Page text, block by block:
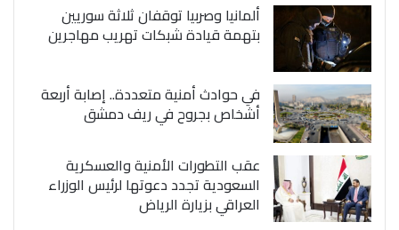
ألمانيا وصربيا توقفان ثلاثة سوريين
بتهمة قيادة شبكات تهريب مهاجرين
في حوادث أمنية متعددة.. إصابة أربعة
أشخاص بجروح في ريف دمشق
عقب التطورات الأمنية والعسكرية
السعودية تجدد دعوتها لرئيس الوزراء
العراقي بزيارة الرياض